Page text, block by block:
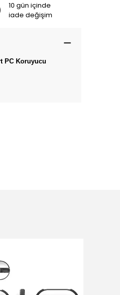
10 gün içinde
iade değişim
PC Koruyucu